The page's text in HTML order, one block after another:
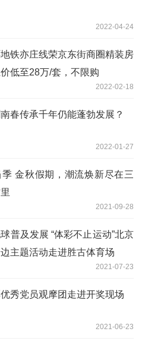
2022-04-24
铁亦庄线荣京东街商圈精装房
低至28万/套，不限购
2022-02-18
春传承千年仍能蓬勃发展？
2022-01-27
金秋假期，潮流焕新尽在三
2021-09-28
普及发展 “体彩不止运动”北京
主题活动走进胜古体育场
2021-07-23
秀党员观摩团走进开奖现场
2021-06-23